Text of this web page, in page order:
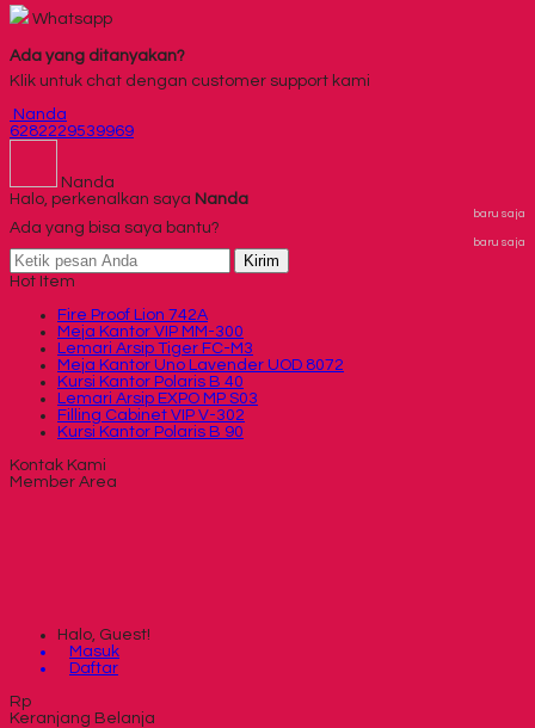
Whatsapp
Ada yang ditanyakan?
Klik untuk chat dengan customer support kami
Nanda
6282229539969
Nanda
Halo, perkenalkan saya Nanda
baru saja
Ada yang bisa saya bantu?
baru saja
Kirim
Hot Item
Fire Proof Lion 742A
Meja Kantor VIP MM-300
Lemari Arsip Tiger FC-M3
Meja Kantor Uno Lavender UOD 8072
Kursi Kantor Polaris B 40
Lemari Arsip EXPO MP S03
Filling Cabinet VIP V-302
Kursi Kantor Polaris B 90
Kontak Kami
Member Area
Halo, Guest!
Masuk
Daftar
Rp
Keranjang Belanja